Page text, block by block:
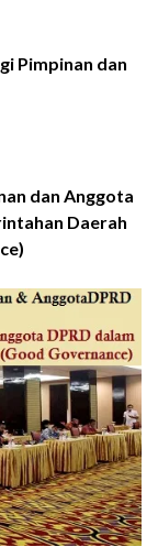
Pimpinan dan
dan Anggota
Daerah